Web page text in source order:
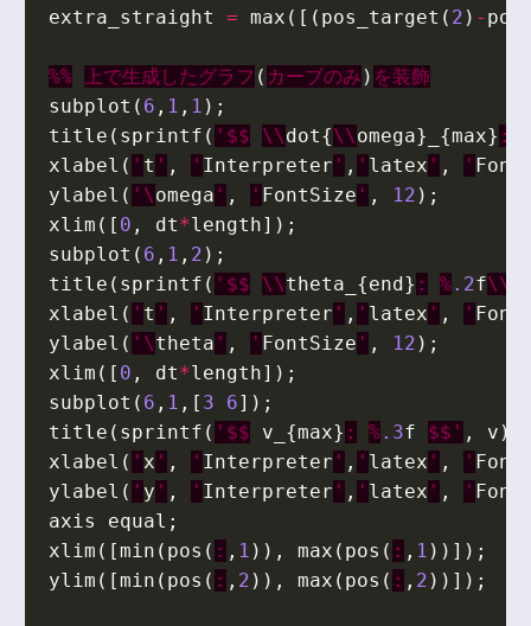
extra_straight = max ([( pos_target ( 2 ) - pos
%% 上で生成したグラフ ( カーブのみ ) を装飾
subplot ( 6 , 1 , 1 );
title ( sprintf ( '$$ \\dot{\\omega} {max} :
xlabel ( ' t ' , ' Interpreter ' , ' latex ' , '
ylabel ( '\omega ' , ' FontSize ' , 12 );
xlim ([ 0 , dt*length]);
subplot ( 6 , 1 , 2 );
title ( sprintf ( '$$ \\theta_ {end} : %.2f\\
xlabel ( ' t ' , ' Interpreter ' , ' latex ' , '
ylabel ( '\theta ' , ' FontSize ' , 12 );
xlim ([ 0 , dt*length]);
subplot ( 6 , 1 ,[ 3 6]);
title ( sprintf ( '$$ v_ {max} : %.3f $$' , v ),
xlabel ( ' x ' , ' Interpreter ' , ' latex ' , '
ylabel ( ' y ' , ' Interpreter ' , ' latex ' , '
axis
equal ;
xlim ([min ( pos ( : , 1 )), max ( pos ( : , 1 ))]);
ylim ([min ( pos ( : , 2 )), max ( pos ( : , 2 ))]);